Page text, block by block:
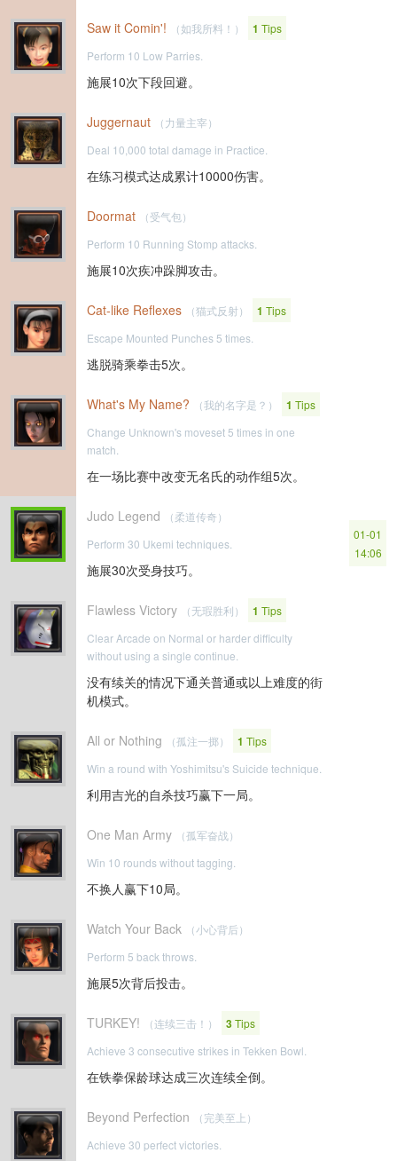
Saw it Comin'! （如我所料！） 1 Tips
Perform 10 Low Parries.
施展10次下段回避。
Juggernaut
（力量主宰）
Deal 10,000 total damage in Practice.
在练习模式达成累计10000伤害。
Doormat
（受气包）
Perform 10 Running Stomp attacks.
施展10次疾冲跺脚攻击。
Cat-like Reflexes （猫式反射） 1 Tips
Escape Mounted Punches 5 times.
逃脱骑乘拳击5次。
What's My Name? （我的名字是？） 1 Tips
Change Unknown's moveset 5 times in one
match.
在一场比赛中改变无名氏的动作组5次。
Judo Legend
（柔道传奇）
Perform 30 Ukemi techniques.
施展30次受身技巧。
01-01
14:06
Flawless Victory （无瑕胜利） 1 Tips
Clear Arcade on Normal or harder difficulty
without using a single continue.
没有续关的情况下通关普通或以上难度的街
机模式。
All or Nothing （孤注一掷） 1 Tips
Win a round with Yoshimitsu's Suicide technique.
利用吉光的自杀技巧赢下一局。
One Man Army
（孤军奋战）
Win 10 rounds without tagging.
不换人赢下10局。
Watch Your Back
（小心背后）
Perform 5 back throws.
施展5次背后投击。
TURKEY! （连续三击！） 3Tips
Achieve 3 consecutive strikes in Tekken Bowl.
在铁拳保龄球达成三次连续全倒。
Beyond Perfection
（完美至上）
Achieve 30 perfect victories.